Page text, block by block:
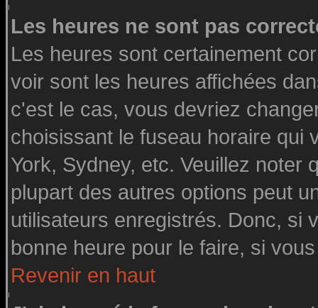
Les heures ne sont pas
Les heures sont certainement
voir sont les heures affichées
c'est le cas, vous devriez
choisissant le fuseau horaire qui
York, Sydney, etc. Veuillez noter
plupart des autres options peut
utilisateurs enregistrés. Donc, si
bonne heure pour le faire, si
Revenir en haut